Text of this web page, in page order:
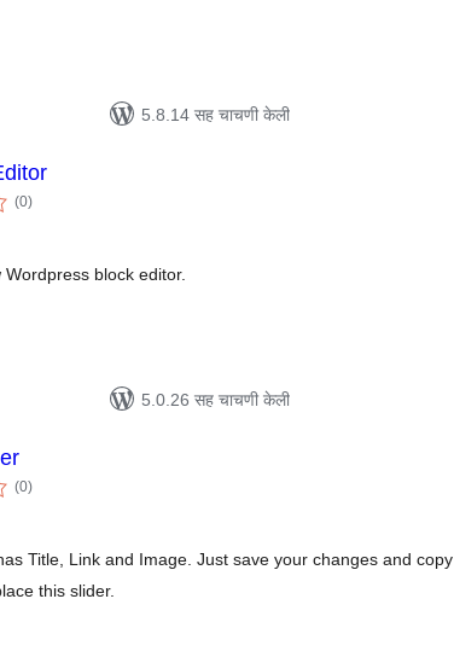
5.8.14 सह चाचणी केली
(0एकूण
मूल्यांकन
)
block editor.
5.0.26 सह चाचणी केली
(0एकूण
मूल्यांकन
)
Title, Link and Image. Just save your changes and copy
this slider.